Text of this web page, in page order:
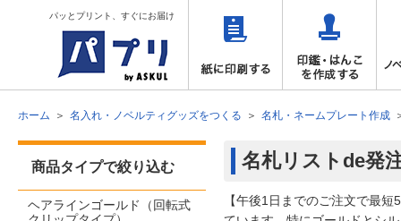
パッとプリント、すぐにお届け
ホーム 名入れ・ノベルティグッズをつくる 名札・ネームプレート作成
名札リストde発
【午後1日までのご注文で最
商品タイプで絞り込む
ヘアラインゴールド（回転式